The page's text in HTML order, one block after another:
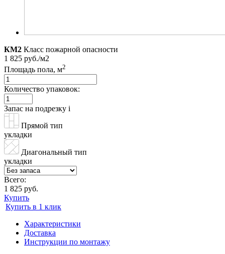
КМ2 Класс пожарной опасности
1 825 руб./м2
Площадь пола, м2
Количество упаковок:
Запас на подрезку i
Прямой тип
укладки
Диагональный тип
укладки
Всего:
1 825 руб.
Купить
Купить в 1 клик
Характеристики
Доставка
Инструкции по монтажу